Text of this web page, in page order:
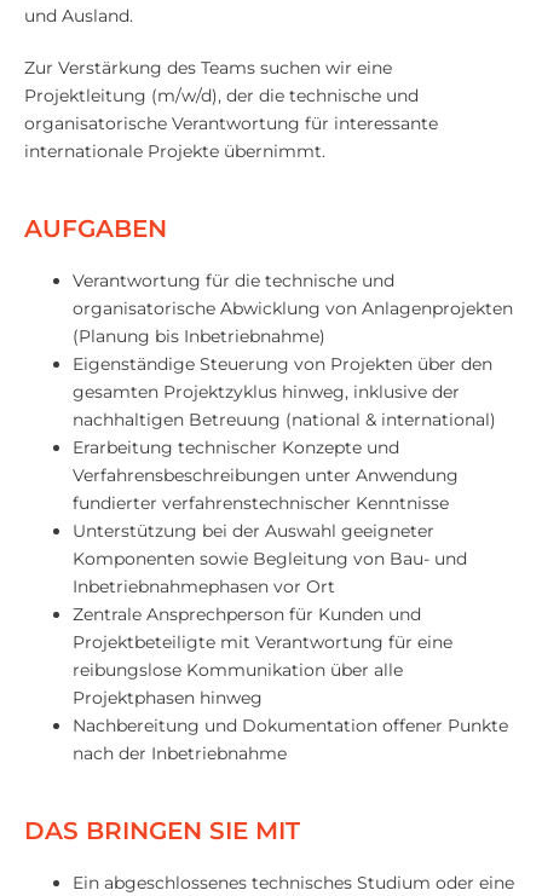
und Ausland.
Zur Verstärkung des Teams suchen wir eine
Projektleitung (m/w/d), der die technische und
organisatorische Verantwortung für interessante
internationale Projekte übernimmt.
AUFGABEN
Verantwortung für die technische und
organisatorische Abwicklung von Anlagenprojekten
(Planung bis Inbetriebnahme)
Eigenständige Steuerung von Projekten über den
gesamten Projektzyklus hinweg, inklusive der
nachhaltigen Betreuung (national & international)
Erarbeitung technischer Konzepte und
Verfahrensbeschreibungen unter Anwendung
fundierter verfahrenstechnischer Kenntnisse
Unterstützung bei der Auswahl geeigneter
Komponenten sowie Begleitung von Bau- und
Inbetriebnahmephasen vor Ort
Zentrale Ansprechperson für Kunden und
Projektbeteiligte mit Verantwortung für eine
reibungslose Kommunikation über alle
Projektphasen hinweg
Nachbereitung und Dokumentation offener Punkte
nach der Inbetriebnahme
DAS BRINGEN SIE MIT
Ein abgeschlossenes technisches Studium oder eine